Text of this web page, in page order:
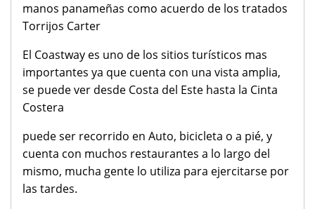
manos panameñas como acuerdo de los tratados
Torrijos Carter
El Coastway es uno de los sitios turísticos mas
importantes ya que cuenta con una vista amplia,
se puede ver desde Costa del Este hasta la Cinta
Costera
puede ser recorrido en Auto, bicicleta o a pié, y
cuenta con muchos restaurantes a lo largo del
mismo, mucha gente lo utiliza para ejercitarse por
las tardes.